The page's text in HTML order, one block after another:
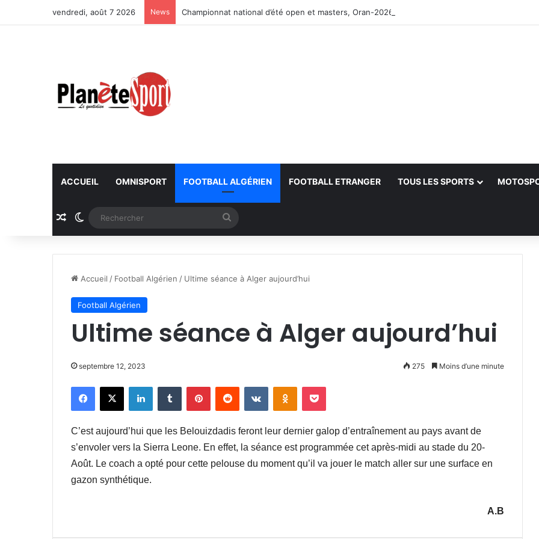
vendredi, août 7 2026 News Championnat national d’été open et masters, Oran-2026 — Le CRB s’adjuge le titre
ACCUEIL OMNISPORT FOOTBALL ALGÉRIEN FOOTBALL ETRANGER TOUS LES SPORTS
Article Aléatoire
Switch skin
Accueil / Football Algérien / Ultime séance à Alger aujourd’hui
Football Algérien
Ultime séance à Alger aujourd’hui
septembre 12, 2023 275 Moins d’une minute
Facebook
X LinkedinTumblr PinterestReddit VKontakteOdnoklassniki
Pocket
C’est aujourd’hui que les Belouizdadis feront leur dernier galop d’entraînement au pays avant de
s’envoler vers la Sierra Leone. En effet, la séance est programmée cet après-midi au stade du 20-
Août. Le coach a opté pour cette pelouse du moment qu’il va jouer le match aller sur une surface en
gazon synthétique.
A.B